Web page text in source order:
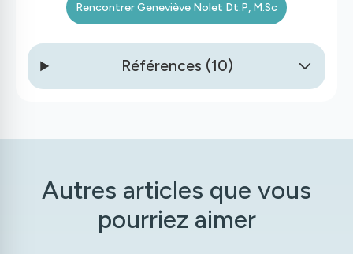
RencontrerGeneviève Nolet Dt.P, M.Sc
Références (10)
Autres articles que vous
pourriez aimer